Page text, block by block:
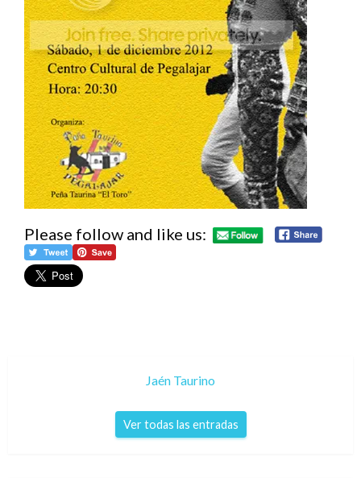
Please follow and like us:
Jaén Taurino
Ver todas las entradas